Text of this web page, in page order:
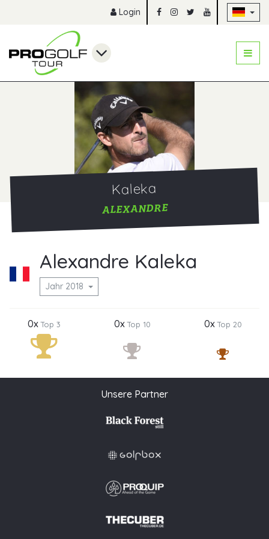
Login
Kaleka
ALEXANDRE
Alexandre Kaleka
Jahr 2018
0xTop 3 0xTop 10 0xTop 20
Unsere Partner